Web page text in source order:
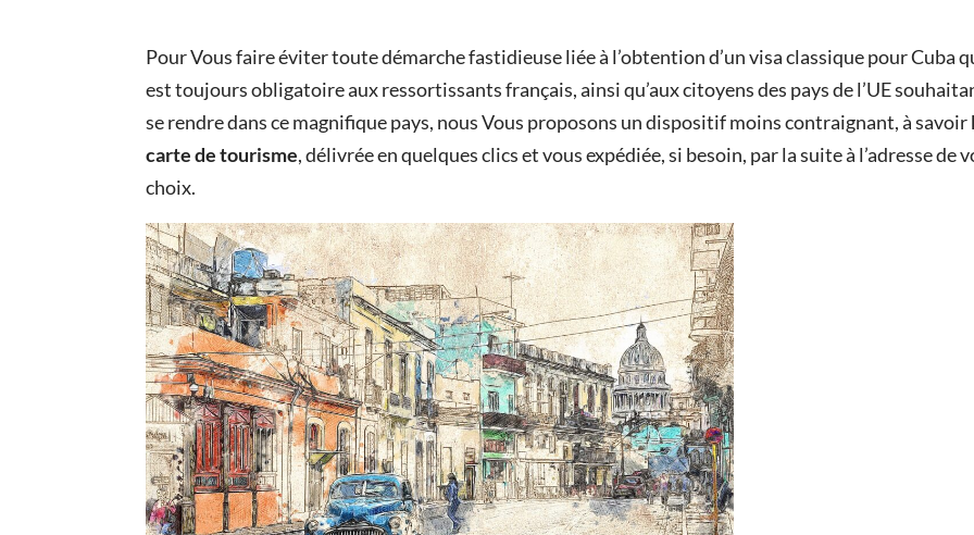
Pour Vous faire éviter toute démarche fastidieuse liée à l’obtention d’un visa classique pour Cuba
est toujours obligatoire aux ressortissants français, ainsi qu’aux citoyens des pays de l’UE
se rendre dans ce magnifique pays, nous Vous proposons un dispositif moins contraignant, à savoir
carte de tourisme, délivrée en quelques clics et vous expédiée, si besoin, par la suite à l’adresse de
choix.